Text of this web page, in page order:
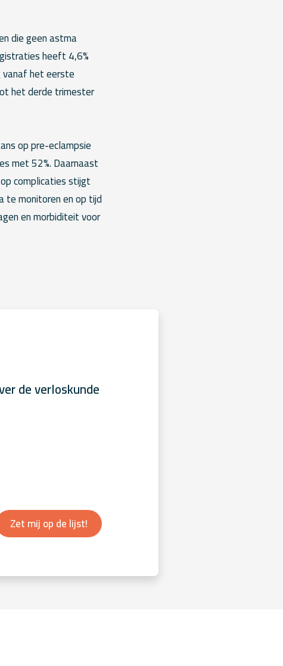
die geen astma
heeft 4,6%
vanaf het eerste
het derde trimester
op pre-eclampsie
met 52%. Daarnaast
complicaties stijgt
te monitoren en op tijd
en morbiditeit voor
de verloskunde
Zet mij op de lijst!